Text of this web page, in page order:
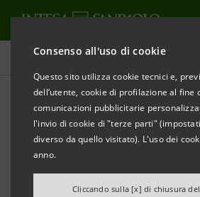
Consenso all'uso di cookie
Questo sito utilizza cookie tecnici e,
dell’utente, cookie di profilazione al fine
comunicazioni pubblicitarie
l'invio di cookie di "terze parti"
diverso da quello visitato). L'uso dei
anno.
Cliccando sulla [x] di chiusura
Comunicati stampa
STAMPA AGGIORNA
COMUNICATO
CASSA DI RISPARMIO DEL
TRADIZIONE